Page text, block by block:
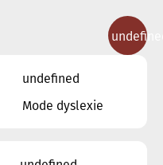
CONTACT
undefined
Mode dyslexie